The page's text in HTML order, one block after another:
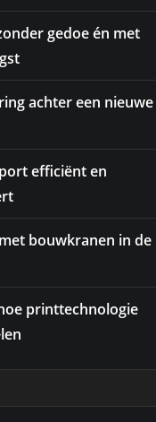
gedoe én met
achter een nieuwe
efficiënt en
bouwkranen in de
printtechnologie